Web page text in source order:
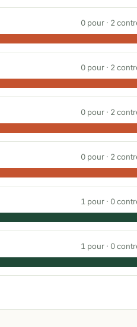
0 pour · 2
0 pour · 2
0 pour · 2
0 pour · 2
1 pour · 0
1 pour · 0